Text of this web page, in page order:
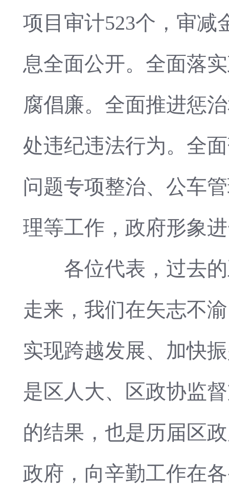
项目审计523个，审减
息全面公开。全面落
腐倡廉。全面推进惩
处违纪违法行为。全
问题专项整治、公车
理等工作，政府形象
各位代表，过去的
走来，我们在矢志不
实现跨越发展、加快
是区人大、区政协监
的结果，也是历届区
政府，向辛勤工作在